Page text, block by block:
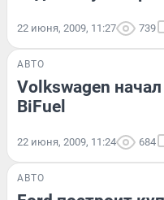
22 июня, 2009, 11:27 739
АВТО
Volkswagen
BiFuel
22 июня, 2009, 11:24 684
АВТО